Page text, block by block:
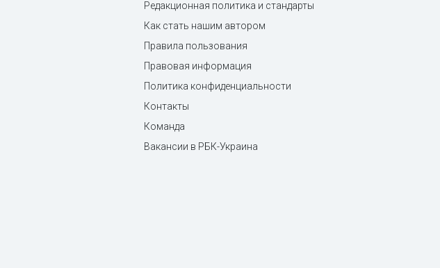
Редакционная политика и стандарты
Как стать нашим автором
Правила пользования
Правовая информация
Политика конфиденциальности
Контакты
Команда
Вакансии в РБК-Украина